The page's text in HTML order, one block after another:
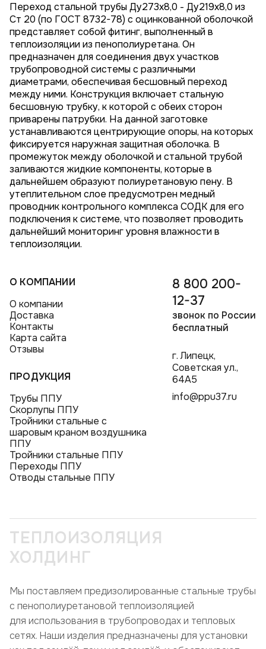
Переход стальной трубы Ду273х8,0 - Ду219x8,0 из
Ст 20 (по ГОСТ 8732-78) с оцинкованной оболочкой
представляет собой фитинг, выполненный в
теплоизоляции из пенополиуретана. Он
предназначен для соединения двух участков
трубопроводной системы с различными
диаметрами, обеспечивая бесшовный переход
между ними. Конструкция включает стальную
бесшовную трубку, к которой с обеих сторон
приварены патрубки. На данной заготовке
устанавливаются центрирующие опоры, на которых
фиксируется наружная защитная оболочка. В
промежуток между оболочкой и стальной трубой
заливаются жидкие компоненты, которые в
дальнейшем образуют полиуретановую пену. В
утеплительном слое предусмотрен медный
проводник контрольного комплекса СОДК для его
подключения к системе, что позволяет проводить
дальнейший мониторинг уровня влажности в
теплоизоляции.
О КОМПАНИИ
О компании
Доставка
Контакты
Карта сайта
Отзывы
ПРОДУКЦИЯ
Трубы ППУ
Скорлупы ППУ
Тройники стальные с
шаровым краном воздушника
ППУ
Тройники стальные ППУ
Переходы ППУ
Отводы стальные ППУ
8 800 200-
12-37
звонок по России
бесплатный
г. Липецк,
Советская ул.,
64А5
info@ppu37.ru
ТЕПЛОИЗОЛЯЦИЯ
ХОЛДИНГ
Мы поставляем предизолированные стальные трубы
с пенополиуретановой теплоизоляцией
для использования в трубопроводах и тепловых
сетях. Наши изделия предназначены для установки